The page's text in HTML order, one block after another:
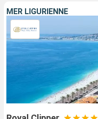
MER LIGURIENNE